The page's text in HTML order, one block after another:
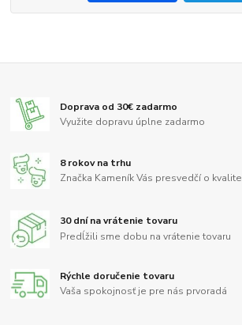
Doprava od 30€ zadarmo
Využite dopravu úplne zadarmo
8 rokov na trhu
Značka Kameník Vás presvedčí o kvalite
30 dní na vrátenie tovaru
Predĺžili sme dobu na vrátenie tovaru
Rýchle doručenie tovaru
Vaša spokojnosť je pre nás prvoradá